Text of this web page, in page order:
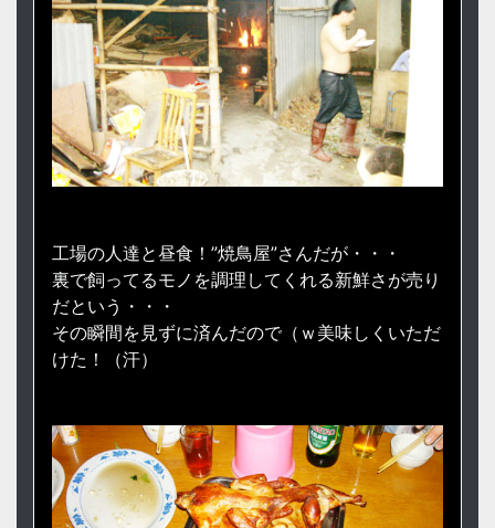
工場の人達と昼食！”焼鳥屋”さんだが・・・
裏で飼ってるモノを調理してくれる新鮮さが売り
だという・・・
その瞬間を見ずに済んだので（ｗ美味しくいただ
けた！（汗）